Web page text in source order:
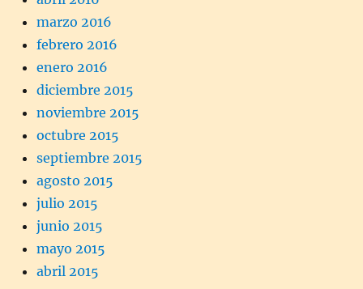
marzo 2016
febrero 2016
enero 2016
diciembre 2015
noviembre 2015
octubre 2015
septiembre 2015
agosto 2015
julio 2015
junio 2015
mayo 2015
abril 2015